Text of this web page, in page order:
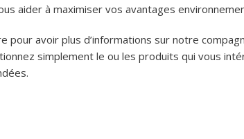
aider à maximiser vos avantages
pour avoir plus d’informations sur notre
simplement le ou les produits qui vous